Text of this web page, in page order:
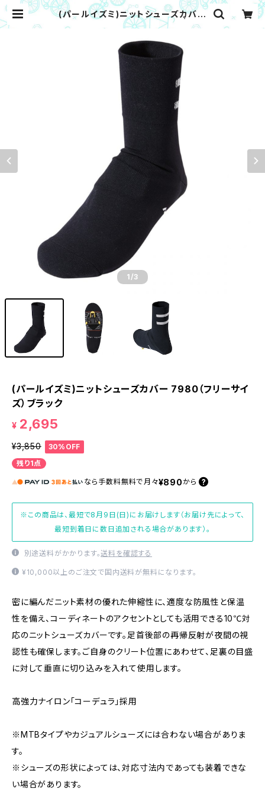
(パールイズミ)ニットシューズカバー
7980（フリーサイズ）ブラック | キタ
1 /3
(パールイズミ)ニットシューズカバー 7980（フリーサイ
ズ）ブラック
¥ 2,695
¥3,850
30%OFF
残り1点
なら 手数料無料で 月々¥890 から
※この商品は、最短で8月9日(日)にお届けします（お届け先によって、
最短到着日に数日追加される場合があります）。
別途送料がかかります。送料を確認する
¥10,000以上のご注文で国内送料が無料になります。
密に編んだニット素材の優れた伸縮性に、適度な防風性と保温
性を備え、コーディネートのアクセントとしても活用できる10℃対
応のニットシューズカバーです。足首後部の再帰反射が夜間の視
認性も確保します。ご自身のクリート位置にあわせて、足裏の目盛
に対して垂直に切り込みを入れて使用します。
高強力ナイロン「コーデュラ」採用
※MTBタイプやカジュアルシューズには合わない場合がありま
す。
※シューズの形状によっては、対応寸法内であっても装着できな
い場合があります。